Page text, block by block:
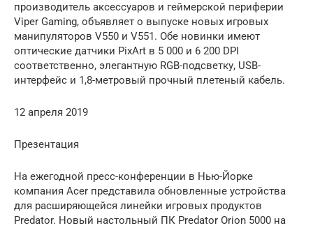
производитель аксессуаров и геймерской периферии
Viper Gaming, объявляет о выпуске новых игровых
манипуляторов V550 и V551. Обе новинки имеют
оптические датчики PixArt в 5 000 и 6 200 DPI
соответственно, элегантную RGB-подсветку, USB-
интерфейс и 1,8-метровый прочный плетеный кабель.
12 апреля 2019
Презентация
На ежегодной пресс-конференции в Нью-Йорке
компания Acer представила обновленные устройства
для расширяющейся линейки игровых продуктов
Predator. Новый настольный ПК Predator Orion 5000 на